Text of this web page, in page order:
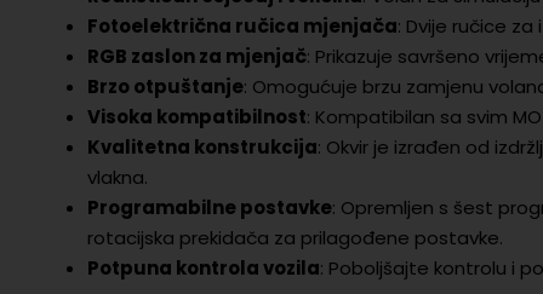
Fotoelektrična ručica mjenjača: Dvije ručice
RGB zaslon za mjenjač: Prikazuje savršeno
Brzo otpuštanje: Omogućuje brzu zamjenu
Visoka kompatibilnost: Kompatibilan sa svim
Kvalitetna konstrukcija: Okvir je izrađen od
vlakna.
Programabilne postavke: Opremljen s šest
rotacijska prekidača za prilagođene postavke.
Potpuna kontrola vozila: Poboljšajte kontrolu i